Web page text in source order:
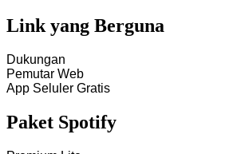
Link yang Berguna
Dukungan
Pemutar Web
App Seluler Gratis
Paket Spotify